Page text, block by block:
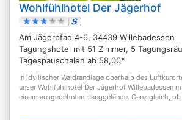
Wohlfühlhotel Der Jägerhof
Am Jägerpfad 4-6, 34439 Willebadessen
Tagungshotel mit 51 Zimmer, 5
Tagespauschalen ab 58,00*
In idyllischer Waldrandlage oberhalb des
unser Wohlfühlhotel Der Jägerhof Willebadessen
einem ausgedehnten Hanggelände. Ganz gleich, ob